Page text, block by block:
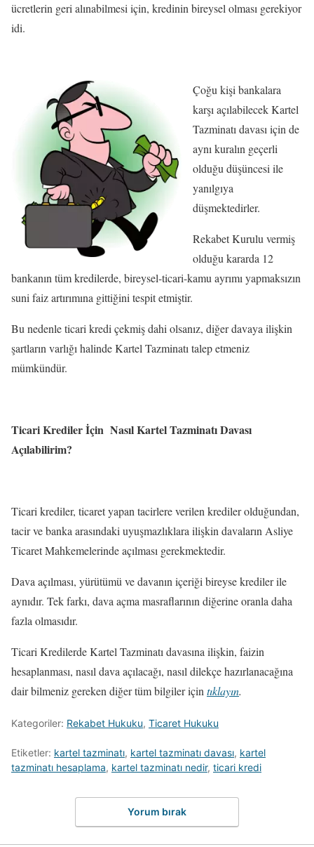
ücretlerin geri alınabilmesi için, kredinin bireysel olması gerekiyor
idi.
Çoğu kişi bankalara
karşı açılabilecek Kartel
Tazminatı davası için de
aynı kuralın geçerli
olduğu düşüncesi ile
yanılgıya
düşmektedirler.
Rekabet Kurulu vermiş
olduğu kararda 12
bankanın tüm kredilerde, bireysel-ticari-kamu ayrımı yapmaksızın
suni faiz artırımına gittiğini tespit etmiştir.
Bu nedenle ticari kredi çekmiş dahi olsanız, diğer davaya ilişkin
şartların varlığı halinde Kartel Tazminatı talep etmeniz
mümkündür.
Ticari Krediler İçin Nasıl Kartel Tazminatı Davası
Açılabilirim?
Ticari krediler, ticaret yapan tacirlere verilen krediler olduğundan,
tacir ve banka arasındaki uyuşmazlıklara ilişkin davaların Asliye
Ticaret Mahkemelerinde açılması gerekmektedir.
Dava açılması, yürütümü ve davanın içeriği bireyse krediler ile
aynıdır. Tek farkı, dava açma masraflarının diğerine oranla daha
fazla olmasıdır.
Ticari Kredilerde Kartel Tazminatı davasına ilişkin, faizin
hesaplanması, nasıl dava açılacağı, nasıl dilekçe hazırlanacağına
dair bilmeniz gereken diğer tüm bilgiler için tıklayın.
Kategoriler: Rekabet Hukuku, Ticaret Hukuku
Etiketler: kartel tazminatı, kartel tazminatı davası, kartel
tazminatı hesaplama, kartel tazminatı nedir, ticari kredi
Yorum bırak